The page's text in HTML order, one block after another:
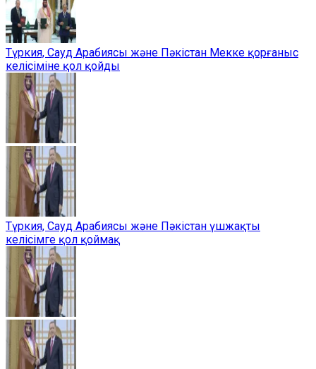
Түркия, Сауд Арабиясы және Пәкістан Мекке қорғаныс
келісіміне қол қойды
Түркия, Сауд Арабиясы және Пәкістан үшжақты
келісімге қол қоймақ